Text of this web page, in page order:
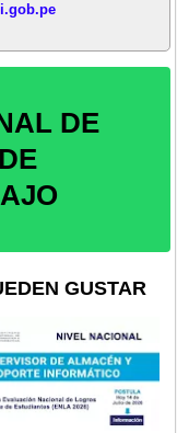
DE
GUSTAR